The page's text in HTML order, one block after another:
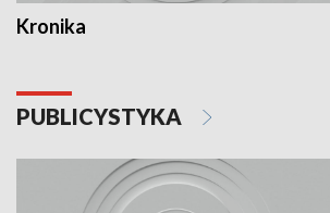
Kronika
PUBLICYSTYKA